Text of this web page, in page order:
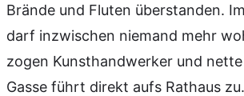
Brände und Fluten überstanden.
darf inzwischen niemand mehr
zogen Kunsthandwerker und
Gasse führt direkt aufs Rathaus zu.